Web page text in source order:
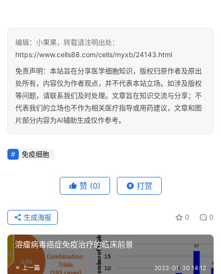
编辑：小果果，转载请注明出处：
https://www.cells88.com/cells/myxb/24143.html
免责声明：本站旨在分享医学细胞知识，版权归原作者及原出
处所有，内容仅为作者观点，并不代表本站立场。如涉及版权
等问题，请联系我们及时处理。文章旨在知识交流与分享；不
代表我们的立场也不作为相关医疗指导或用药建议，文章和图
片部分内容为AI辅助生成仅作参考。
免疫细胞
赞 (0) 打赏
0 0
生成海报
溶瘤病毒癌症免疫治疗的临床前景
上一篇 2023-01-30 14:12